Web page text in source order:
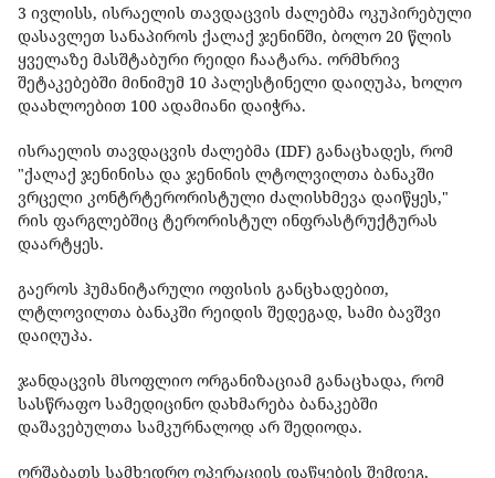
3 ივლისს, ისრაელის თავდაცვის ძალებმა ოკუპირებული
დასავლეთ სანაპიროს ქალაქ ჯენინში, ბოლო 20 წლის
ყველაზე მასშტაბური რეიდი ჩაატარა. ორმხრივ
შეტაკებებში მინიმუმ 10 პალესტინელი დაიღუპა, ხოლო
დაახლოებით 100 ადამიანი დაიჭრა.
ისრაელის თავდაცვის ძალებმა (IDF) განაცხადეს, რომ
"ქალაქ ჯენინისა და ჯენინის ლტოლვილთა ბანაკში
ვრცელი კონტრტერორისტული ძალისხმევა დაიწყეს,"
რის ფარგლებშიც ტერორისტულ ინფრასტრუქტურას
დაარტყეს.
გაეროს ჰუმანიტარული ოფისის განცხადებით,
ლტლოვილთა ბანაკში რეიდის შედეგად, სამი ბავშვი
დაიღუპა.
ჯანდაცვის მსოფლიო ორგანიზაციამ განაცხადა, რომ
სასწრაფო სამედიცინო დახმარება ბანაკებში
დაშავებულთა სამკურნალოდ არ შედიოდა.
ორშაბათს სამხედრო ოპერაციის დაწყების შემდეგ,